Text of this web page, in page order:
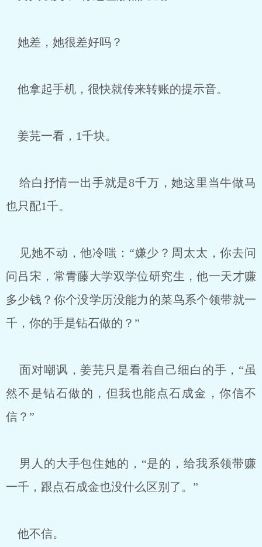
她差，她很差好吗？
他拿起手机，很快就传来转账的提示音。
姜芫一看，1千块。
给白抒情一出手就是8千万，她这里当牛做马
也只配1千。
见她不动，他冷嗤：“嫌少？周太太，你去问
问吕宋，常青藤大学双学位研究生，他一天才赚
多少钱？你个没学历没能力的菜鸟系个领带就一
千，你的手是钻石做的？”
面对嘲讽，姜芫只是看着自己细白的手，“虽
然不是钻石做的，但我也能点石成金，你信不
信？”
男人的大手包住她的，“是的，给我系领带赚
一千，跟点石成金也没什么区别了。”
他不信。